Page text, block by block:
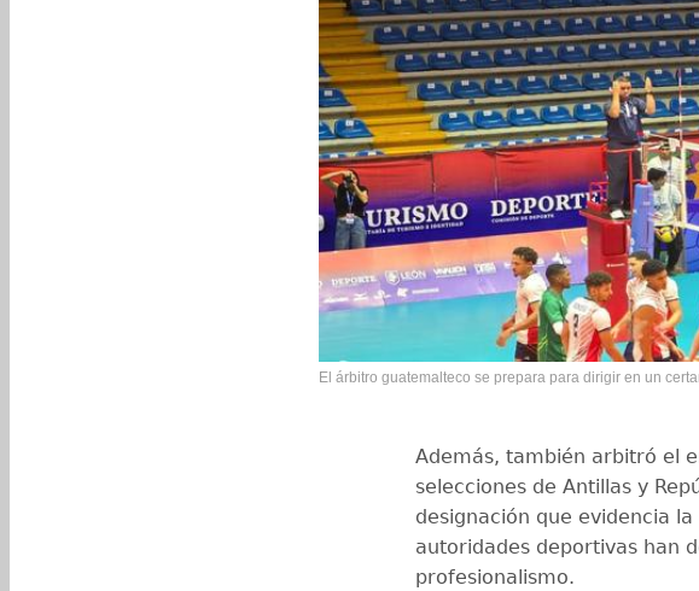
El árbitro guatemalteco se prepara para dirigir en un
Además, también arbitró el
selecciones de Antillas y
designación que evidencia
autoridades deportivas han
profesionalismo.